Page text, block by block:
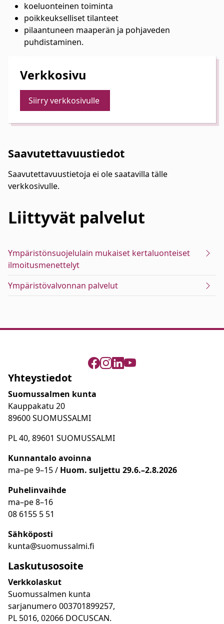
koeluonteinen toiminta
poikkeukselliset tilanteet
pilaantuneen maaperän ja pohjaveden
puhdistaminen.
Verkkosivu
Siirry verkkosivulle
Saavutettavuustiedot
Saavutettavuustietoja ei ole saatavilla tälle
verkkosivulle.
Liittyvät palvelut
Ympäristönsuojelulain mukaiset kertaluonteiset
ilmoitusmenettelyt
Ympäristövalvonnan palvelut
Yhteystiedot
Suomussalmen kunta
Kauppakatu 20
89600 SUOMUSSALMI
PL 40, 89601 SUOMUSSALMI
Kunnantalo avoinna
ma–pe 9–15 / Huom. suljettu 29.6.–2.8.2026
Puhelinvaihde
ma–pe 8–16
08 6155 5 51
Sähköposti
kunta@suomussalmi.fi
Laskutusosoite
Verkkolaskut
Suomussalmen kunta
sarjanumero 003701899257,
PL 5016, 02066 DOCUSCAN.